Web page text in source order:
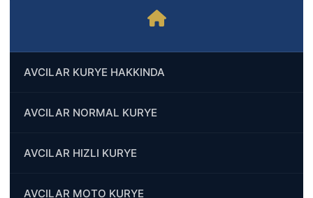
AVCILAR KURYE HAKKINDA
AVCILAR NORMAL KURYE
AVCILAR HIZLI KURYE
AVCILAR MOTO KURYE